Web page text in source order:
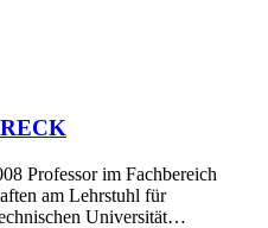
Professor im Fachbereich
am Lehrstuhl für
Universität…